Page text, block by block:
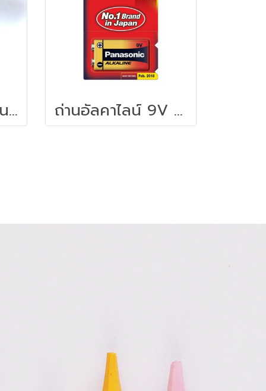
แมงกานีสโกล์ด ขนาด D 2ก้อน เขียว Panasonic R20GT/2SL ถ่านอัลคาไลน์ 9V (1 ก้อน) พานาโซนิค 6LR61T/1B